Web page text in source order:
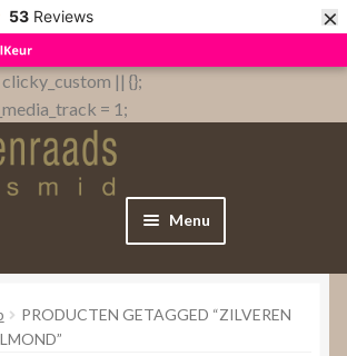
53 Reviews ×
|| {};
= 1;
Menu
PRODUCTEN GETAGGED “ZILVEREN